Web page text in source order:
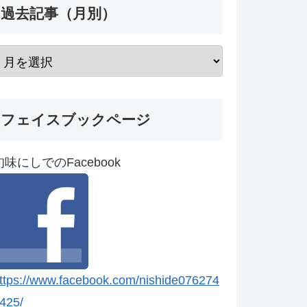
過去記事（月別）
フェイスブックページ
味にしでのFacebook
www.facebook.com/nishide076274